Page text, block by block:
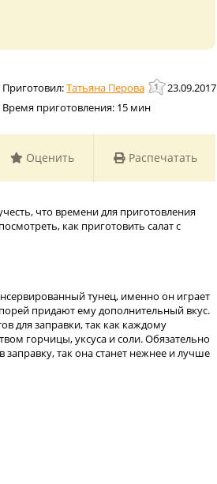
Татьяна Перова
23.09.2017
Время приготовления: 15 мин
Оценить Распечатать
что времени для приготовления
как приготовить салат с
тунец, именно он играет
придают ему дополнительный вкус.
для заправки, так как каждому
горчицы, уксуса и соли. Обязательно
заправку, так она станет нежнее и лучше